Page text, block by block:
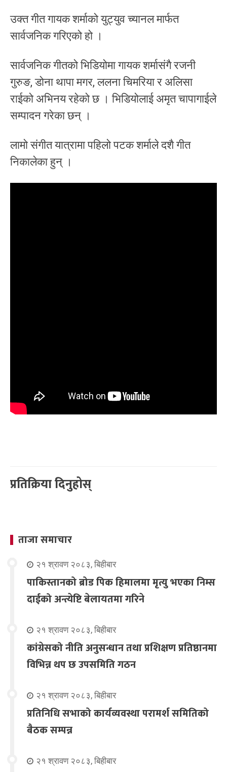
उक्त गीत गायक शर्माको युट्युव च्यानल मार्फत
सार्वजनिक गरिएको हो ।
सार्वजनिक गीतको भिडियोमा गायक शर्मासंगै रजनी
गुरुङ, डोना थापा मगर, ललना चिमरिया र अलिसा
राईको अभिनय रहेको छ । भिडियोलाई अमृत चापागाईले
सम्पादन गरेका छन् ।
लामो संगीत यात्रामा पहिलो पटक शर्माले दशै गीत
निकालेका हुन् ।
प्रतिक्रिया दिनुहोस्
ताजा समाचार
२१ श्रावण २०८३, बिहीबार
पाकिस्तानको ब्रोड पिक हिमालमा मृत्यु भएका निम्स
दाईको अन्त्येष्टि बेलायतमा गरिने
२१ श्रावण २०८३, बिहीबार
कांग्रेसको नीति अनुसन्धान तथा प्रशिक्षण प्रतिष्ठानमा
विभिन्न थप छ उपसमिति गठन
२१ श्रावण २०८३, बिहीबार
प्रतिनिधि सभाको कार्यव्यवस्था परामर्श समितिको
बैठक सम्पन्न
२१ श्रावण २०८३, बिहीबार